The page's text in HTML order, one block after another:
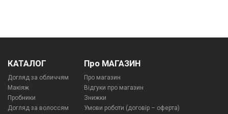
КАТАЛОГ
Догляд за обличчям
Макіяж
Пробники
Догляд за волоссям
Про МАГАЗИН
Про магазин
Відгуки про магазин
Знижки
Умови роботи (договір – оферта)